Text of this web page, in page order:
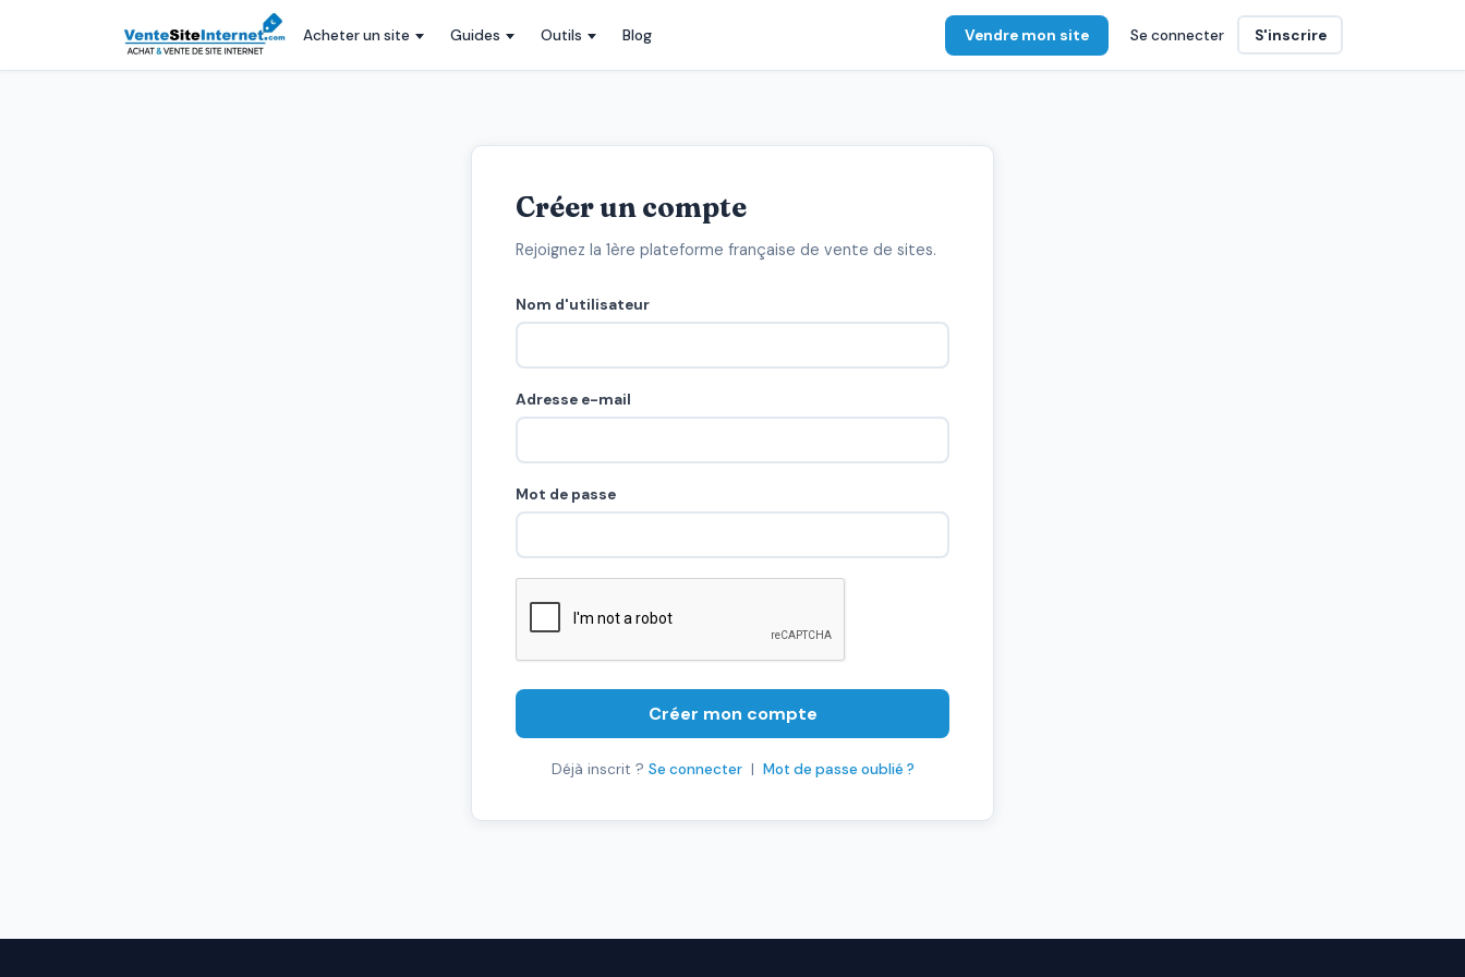
Acheter un site Guides Outils Blog Vendre mon site Se connecter S'inscrire
Créer un compte
Rejoignez la 1ère plateforme française de vente de sites.
Nom d'utilisateur
Adresse e-mail
Mot de passe
Créer mon compte
Déjà inscrit ? Se connecter| Mot de passe oublié ?